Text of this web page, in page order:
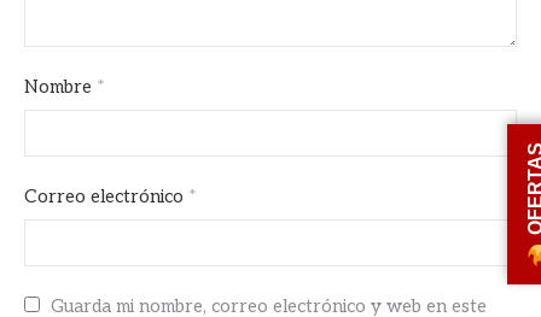
Nombre *
Correo electrónico *
Guarda mi nombre, correo electrónico y web en este